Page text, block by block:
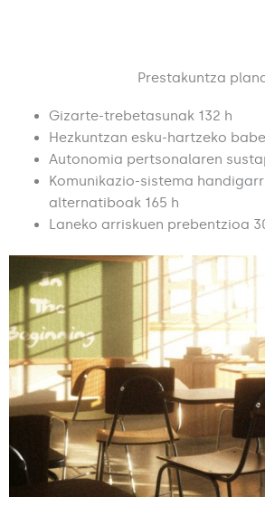
Prestakuntza
Gizarte-trebetasunak 132 h
Hezkuntzan esku-hartzeko
Autonomia pertsonalaren
Komunikazio-sistema
alternatiboak 165 h
Laneko arriskuen prebentzioa